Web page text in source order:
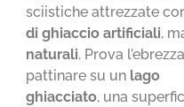
sciistiche attrezzate
di ghiaccio artificiali,
naturali. Prova
pattinare su un lago
ghiacciato, una